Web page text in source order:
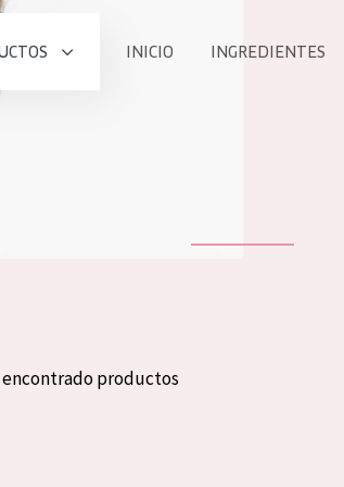
INICIO INGREDIENTES
encontrado productos